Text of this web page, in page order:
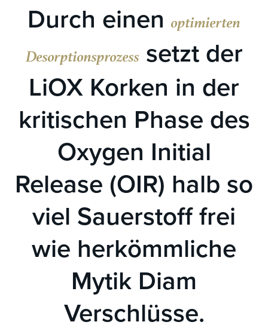
Durch einen optimierten
Desorptionsprozess setzt der
LiOX Korken in der
kritischen Phase des
Oxygen Initial
Release (OIR) halb so
viel Sauerstoff frei
wie herkömmliche
Mytik Diam
Verschlüsse.